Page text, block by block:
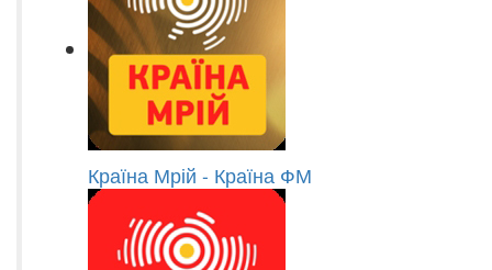
Країна Мрій - Країна ФМ